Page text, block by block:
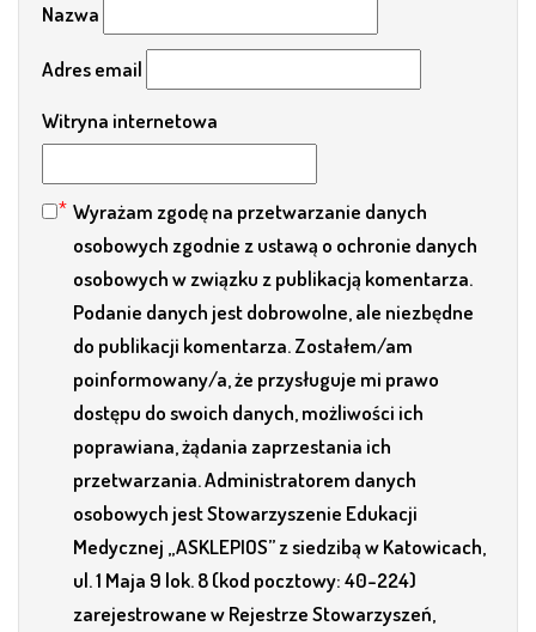
Nazwa
Adres email
Witryna internetowa
Wyrażam zgodę na przetwarzanie danych
osobowych zgodnie z ustawą o ochronie danych
osobowych w związku z publikacją komentarza.
Podanie danych jest dobrowolne, ale niezbędne
do publikacji komentarza. Zostałem/am
poinformowany/a, że przysługuje mi prawo
dostępu do swoich danych, możliwości ich
poprawiana, żądania zaprzestania ich
przetwarzania. Administratorem danych
osobowych jest Stowarzyszenie Edukacji
Medycznej „ASKLEPIOS” z siedzibą w Katowicach,
ul. 1 Maja 9 lok. 8 (kod pocztowy: 40-224)
zarejestrowane w Rejestrze Stowarzyszeń,